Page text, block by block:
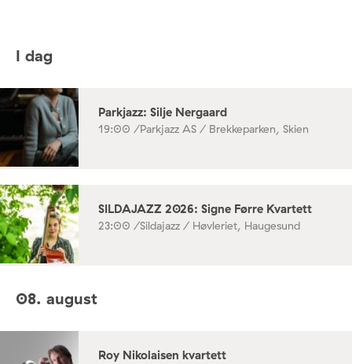
I dag
Parkjazz: Silje Nergaard
19:00 /Parkjazz AS / Brekkeparken, Skien
SILDAJAZZ 2026: Signe Førre Kvartett
23:00 /Sildajazz / Høvleriet, Haugesund
08. august
Roy Nikolaisen kvartett